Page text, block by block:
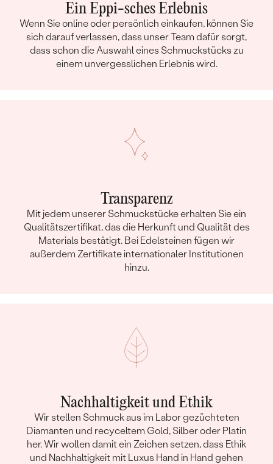
Ein Eppi-sches Erlebnis
Wenn Sie online oder persönlich einkaufen, können Sie
sich darauf verlassen, dass unser Team dafür sorgt,
dass schon die Auswahl eines Schmuckstücks zu
einem unvergesslichen Erlebnis wird.
Transparenz
Mit jedem unserer Schmuckstücke erhalten Sie ein
Qualitätszertifikat, das die Herkunft und Qualität des
Materials bestätigt. Bei Edelsteinen fügen wir
außerdem Zertifikate internationaler Institutionen
hinzu.
Nachhaltigkeit und Ethik
Wir stellen Schmuck aus im Labor gezüchteten
Diamanten und recyceltem Gold, Silber oder Platin
her. Wir wollen damit ein Zeichen setzen, dass Ethik
und Nachhaltigkeit mit Luxus Hand in Hand gehen